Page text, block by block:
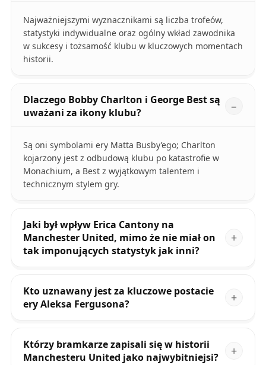
Najważniejszymi wyznacznikami są liczba trofeów,
statystyki indywidualne oraz ogólny wkład zawodnika
w sukcesy i tożsamość klubu w kluczowych momentach
historii.
Dlaczego Bobby Charlton i George Best są
uważani za ikony klubu?
Są oni symbolami ery Matta Busby’ego; Charlton
kojarzony jest z odbudową klubu po katastrofie w
Monachium, a Best z wyjątkowym talentem i
technicznym stylem gry.
Jaki był wpływ Erica Cantony na
Manchester United, mimo że nie miał on
tak imponujących statystyk jak inni?
Kto uznawany jest za kluczowe postacie
ery Aleksa Fergusona?
Którzy bramkarze zapisali się w historii
Manchesteru United jako najwybitniejsi?